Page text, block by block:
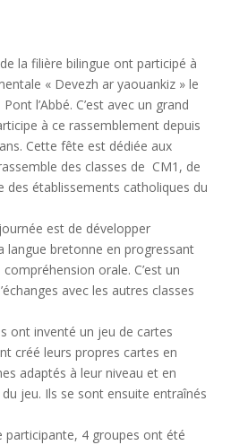
la filière bilingue ont participé à
« Devezh ar yaouankiz » le
l’Abbé. C’est avec un grand
à ce rassemblement depuis
Cette fête est dédiée aux
des classes de CM1, de
des établissements catholiques du
est de développer
langue bretonne en progressant
orale. C’est un
avec les autres classes
ont inventé un jeu de cartes
créé leurs propres cartes en
adaptés à leur niveau et en
jeu. Ils se sont ensuite entraînés
participante, 4 groupes ont été